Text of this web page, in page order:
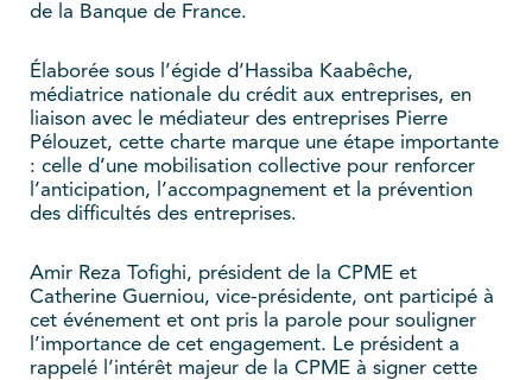
de la Banque de France.
Élaborée sous l’égide d’Hassiba Kaabêche,
médiatrice nationale du crédit aux entreprises, en
liaison avec le médiateur des entreprises Pierre
Pélouzet, cette charte marque une étape importante
: celle d’une mobilisation collective pour renforcer
l’anticipation, l’accompagnement et la prévention
des difficultés des entreprises.
Amir Reza Tofighi, président de la CPME et
Catherine Guerniou, vice-présidente, ont participé à
cet événement et ont pris la parole pour souligner
l’importance de cet engagement. Le président a
rappelé l’intérêt majeur de la CPME à signer cette